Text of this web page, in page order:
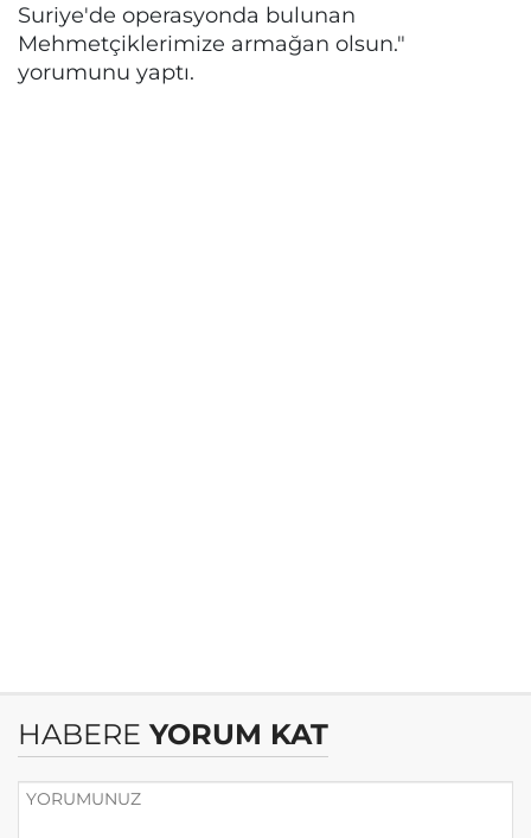
Suriye'de operasyonda bulunan
Mehmetçiklerimize armağan olsun."
yorumunu yaptı.
HABERE YORUM KAT